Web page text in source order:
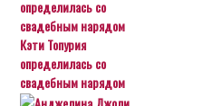
Кэти Топурия
определилась со
свадебным нарядом